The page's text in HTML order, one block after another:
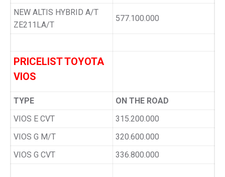
NEW ALTIS HYBRID A/T
ZE211LA/T
577.100.000
PRICELIST TOYOTA
VIOS
TYPE
ON THE ROAD
VIOS E CVT
315.200.000
VIOS G M/T
320.600.000
VIOS G CVT
336.800.000